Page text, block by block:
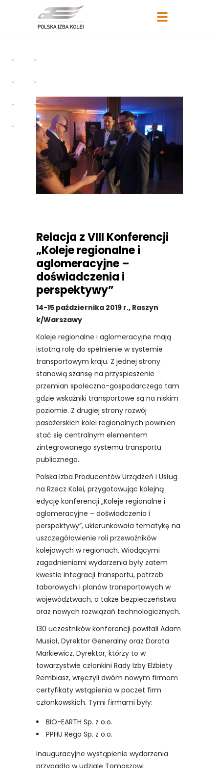
Relacja z VIII Konferencji
„Koleje regionalne i
aglomeracyjne –
doświadczenia i
perspektywy”
14-15 października 2019 r., Raszyn
k/Warszawy
Koleje regionalne i aglomeracyjne mają
istotną rolę do spełnienie w systemie
transportowym kraju. Z jednej strony
stanowią szansę na przyspieszenie
przemian społeczno-gospodarczego tam
gdzie wskaźniki transportowe są na niskim
poziomie. Z drugiej strony rozwój
pasażerskich kolei regionalnych powinien
stać się centralnym elementem
zintegrowanego systemu transportu
publicznego.
Polska Izba Producentów Urządzeń i Usług
na Rzecz Kolei, przygotowując kolejną
edycję konferencji „Koleje regionalne i
aglomeracyjne – doświadczenia i
perspektywy”, ukierunkowała tematykę na
uszczegółowienie roli przewoźników
kolejowych w regionach. Wiodącymi
zagadnieniami wydarzenia były zatem
kwestie integracji transportu, potrzeb
taborowych i planów transportowych w
województwach, a także bezpieczeństwa
oraz nowych rozwiązań technologicznych.
130 uczestników konferencji powitali Adam
Musiał, Dyrektor Generalny oraz Dorota
Markiewicz, Dyrektor, którzy to w
towarzystwie członkini Rady Izby Elżbiety
Rembiasz, wręczyli dwóm nowym firmom
certyfikaty wstąpienia w poczet firm
członkowskich. Tymi firmami były:
BIO-EARTH Sp. z o.o.
PPHU Rego Sp. z o.o.
Inauguracyjne wystąpienie wydarzenia